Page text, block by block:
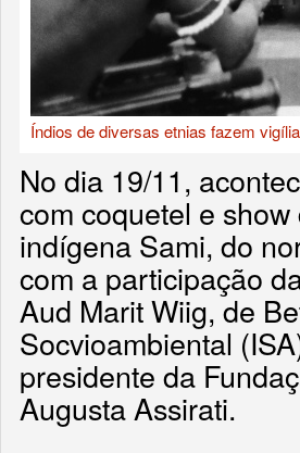
Índios de diversas etnias fazem
No dia 19/11,
com coquetel e
indígena Sami, do
com a participação
Aud Marit Wiig, de
Socvioambiental
presidente da
Augusta Assirati.